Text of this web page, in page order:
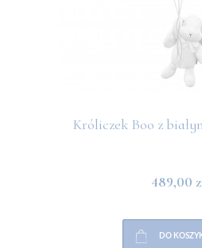
Króliczek Boo z
489,00
DO